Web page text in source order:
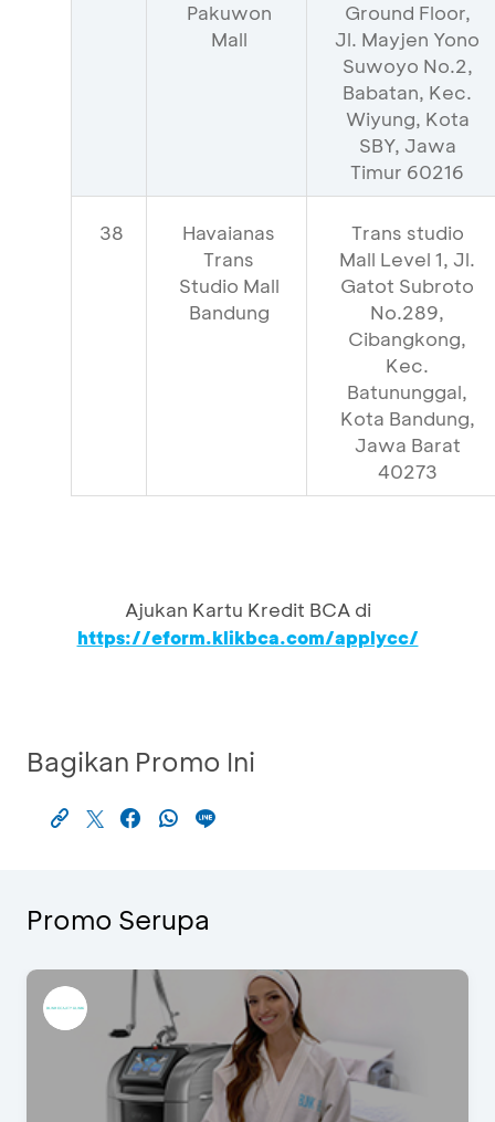
Pakuwon
Mall
Ground Floor,
Jl. Mayjen Yono
Suwoyo No.2,
Babatan, Kec.
Wiyung, Kota
SBY, Jawa
Timur 60216
38
Havaianas
Trans
Studio Mall
Bandung
Trans studio
Mall Level 1, Jl.
Gatot Subroto
No.289,
Cibangkong,
Kec.
Batununggal,
Kota Bandung,
Jawa Barat
40273
Ajukan Kartu Kredit BCA di
https://eform.klikbca.com/applycc/
Bagikan Promo Ini
Promo Serupa